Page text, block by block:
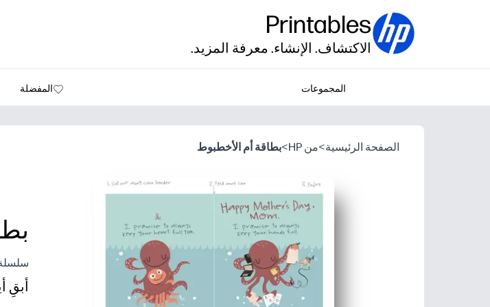
Printables
الاكتشاف. الإنشاء. معرفة المزيد.
المجموعات المفضلة
الصفحة الرئيسية>من HP >بطاقة أم الأخطبوط
أبقِ